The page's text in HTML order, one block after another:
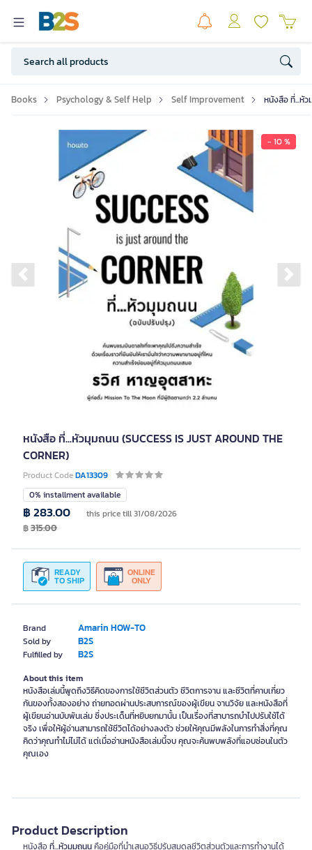
Books Psychology & Self Help Self Improvement หนังสือ ที่...หัว
- 10 %
Previous slide
หนังสือ ที่...หัวมุมถนน (SUCCESS IS JUST AROUND THE
CORNER)
Product CodeDA13309
Brand Amarin HOW-TO
Sold by B2S
Fulfilled by B2S
0% installment available
READY
TO SHIP
ONLINE
ONLY
฿ 283.00 this price till 31/08/2026
฿315.00
About this item
หนังสือเล่มนี้พูดถึงวิธีคิดของการใช้ชีวิตส่วนตัว ชีวิตการจาน และชีวิตที่คาบเกี่ยว
กันของทั้งสองอย่าง ถ่ายทอดผ่านประสบการณ์ของผู้เขียน จานวิจัย และหนังสือที่
ผู้เขียนอ่านบับพันเล่ม ซึ่งประเด็นที่หยิบยกมานั้น เป็นเรื่องที่สาบารถบำไปปรับใช้ได้
จริง เพื่อให้ผู้อ่านสามารถใช้ชีวิตได้อย่างลงตัว ช่วยให้คุณมีพลังในการทำสิ่งที่คุณ
คิดว่าคุณทำไม่ไม่ได้ แต่เมื่ออ่านหนังสือเล่มนี้จบ คุณจะค้นพบพลังที่แอบซ่อนในตัว
คุณเอง
Product Description
หนังสือที่...หัวมุมถนนคือคู่มือที่นำเสนอวิธีปรับสมดุลชีวิตส่วนตัวและการทำงานได้